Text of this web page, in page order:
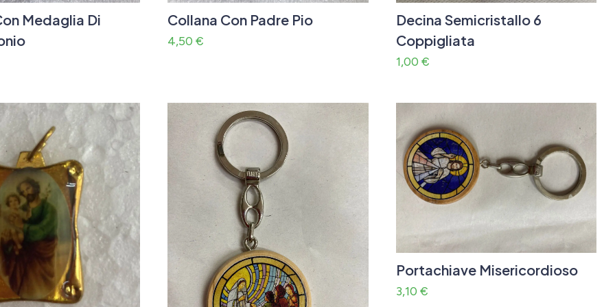
Medaglia Di
Collana Con Padre Pio
4,50 €
Decina Semicristallo 6
Coppigliata
1,00 €
Portachiave Misericordioso
3,10 €